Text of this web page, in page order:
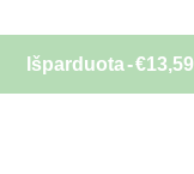
Išparduota-€13,59